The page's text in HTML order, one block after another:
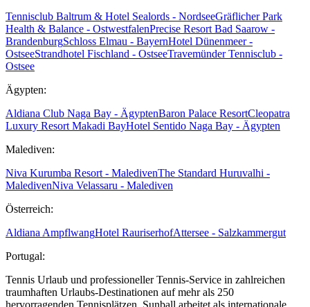
Tennisclub Baltrum & Hotel Sealords - NordseeGräflicher Park
Health & Balance - OstwestfalenPrecise Resort Bad Saarow -
BrandenburgSchloss Elmau - BayernHotel Dünenmeer -
OstseeStrandhotel Fischland - OstseeTravemünder Tennisclub -
Ostsee
Ägypten:
Aldiana Club Naga Bay - ÄgyptenBaron Palace ResortCleopatra
Luxury Resort Makadi BayHotel Sentido Naga Bay - Ägypten
Malediven:
Niva Kurumba Resort - MaledivenThe Standard Huruvalhi -
MaledivenNiva Velassaru - Malediven
Österreich:
Aldiana AmpflwangHotel RauriserhofAttersee - Salzkammergut
Portugal:
Tennis Urlaub und professioneller Tennis-Service in zahlreichen
traumhaften Urlaubs-Destinationen auf mehr als 250